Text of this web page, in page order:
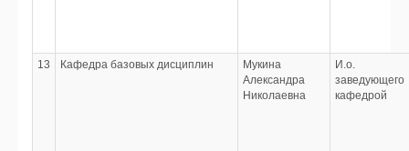
13 Кафедра базовых дисциплин
Мукина
Александра
Николаевна
И.о.
заведующего
кафедрой